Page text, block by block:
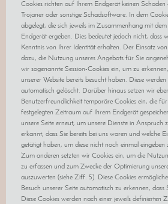
Cookies richten auf Ihrem Endgerät keinen Schaden
Trojaner oder sonstige Schadsoftware. In dem
abgelegt, die sich jeweils im Zusammenhang mit dem
Endgerät ergeben. Dies bedeutet jedoch nicht, dass
Kenntnis von Ihrer Identität erhalten. Der Einsatz von
dazu, die Nutzung unseres Angebots für Sie
wir sogenannte Session-Cookies ein, um zu
unserer Website bereits besucht haben. Diese
automatisch gelöscht. Darüber hinaus setzen wir
Benutzerfreundlichkeit temporäre Cookies ein, die
festgelegten Zeitraum auf Ihrem Endgerät
unsere Seite erneut, um unsere Dienste in Anspruch
erkannt, dass Sie bereits bei uns waren und welche
getätigt haben, um diese nicht noch einmal eingeben
Zum anderen setzten wir Cookies ein, um die
zu erfassen und zum Zwecke der Optimierung
auszuwerten (siehe Ziff. 5). Diese Cookies
Besuch unserer Seite automatisch zu erkennen, dass
Diese Cookies werden nach einer jeweils definierten